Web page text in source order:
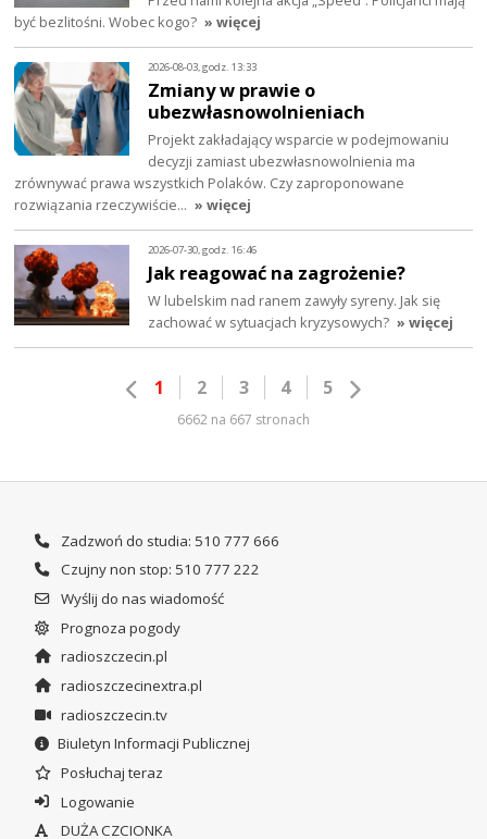
być bezlitośni. Wobec kogo? » więcej
2026-08-03, godz. 13:33
Zmiany w prawie o
ubezwłasnowolnieniach
Projekt zakładający wsparcie w podejmowaniu
decyzji zamiast ubezwłasnowolnienia ma
zrównywać prawa wszystkich Polaków. Czy zaproponowane
rozwiązania rzeczywiście… » więcej
2026-07-30, godz. 16:46
Jak reagować na zagrożenie?
W lubelskim nad ranem zawyły syreny. Jak się
zachować w sytuacjach kryzysowych? » więcej
1 2 3 4 5
6662 na 667 stronach
Zadzwoń do studia: 510 777 666
Czujny non stop: 510 777 222
Wyślij do nas wiadomość
Prognoza pogody
radioszczecin.pl
radioszczecinextra.pl
radioszczecin.tv
Biuletyn Informacji Publicznej
Posłuchaj teraz
Logowanie
DUŻA CZCIONKA